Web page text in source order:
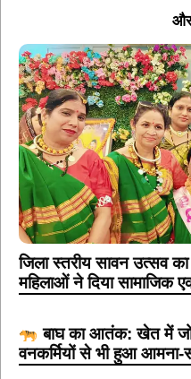
जिला स्तरीय सावन उत्सव
महिलाओं ने दिया सामाजिक
बाघ का आतंक: खेत में
वनकर्मियों से भी हुआ आमना-